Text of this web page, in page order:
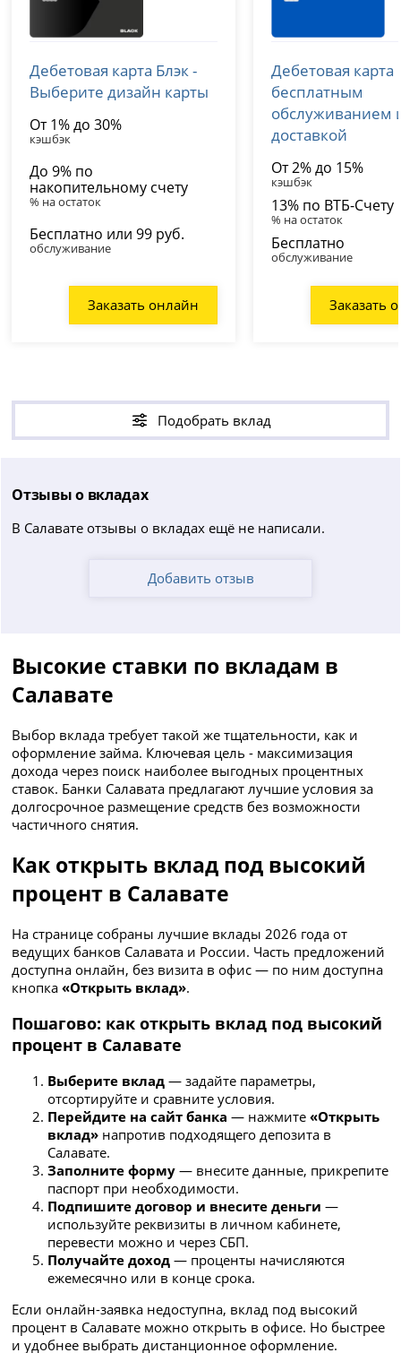
лицензия № 2673
Дебетовая карта Блэк -
Выберите дизайн карты
От 1% до 30%
кэшбэк
До 9% по
накопительному счету
% на остаток
Бесплатно или 99 руб.
обслуживание
Заказать онлайн
лицензия № 1000
Дебетовая карта
бесплатным
обслуживанием
доставкой
От 2% до 15%
кэшбэк
13% по ВТБ-Счету
% на остаток
Бесплатно
обслуживание
Заказать
Подобрать вклад
Отзывы о вкладах
В Салавате отзывы о вкладах ещё не написали.
Добавить отзыв
Высокие ставки по вкладам в
Салавате
Выбор вклада требует такой же тщательности, как и
оформление займа. Ключевая цель - максимизация
дохода через поиск наиболее выгодных процентных
ставок. Банки Салавата предлагают лучшие условия за
долгосрочное размещение средств без возможности
частичного снятия.
Как открыть вклад под высокий
процент в Салавате
На странице собраны лучшие вклады 2026 года от
ведущих банков Салавата и России. Часть предложений
доступна онлайн, без визита в офис — по ним доступна
кнопка«Открыть вклад».
Пошагово: как открыть вклад под высокий
процент в Салавате
Выберите вклад — задайте параметры,
отсортируйте и сравните условия.
Перейдите на сайт банка — нажмите«Открыть
вклад» напротив подходящего депозита в
Салавате.
Заполните форму — внесите данные, прикрепите
паспорт при необходимости.
Подпишите договор и внесите деньги —
используйте реквизиты в личном кабинете,
перевести можно и через СБП.
Получайте доход — проценты начисляются
ежемесячно или в конце срока.
Если онлайн-заявка недоступна, вклад под высокий
процент в Салавате можно открыть в офисе. Но быстрее
и удобнее выбрать дистанционное оформление.